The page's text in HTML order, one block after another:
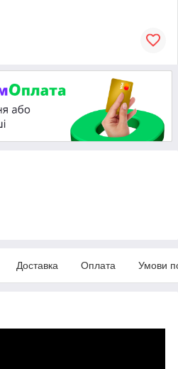
Доставка Оплата Умови